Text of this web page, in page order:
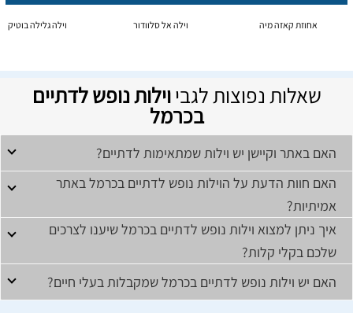
אחוזת קאזה מיה וילה אל סלוודור וילה גלילה בוטיק
שאלות נפוצות לגביוילות נופש לדתיים
בכרמל
האם באתר וקיישן יש וילות שמתאימות לדתיים?
האם חוות הדעת על הוילות נופש לדתיים בכרמל באתר
אמיתיות?
איך ניתן למצוא וילות נופש לדתיים בכרמל שיענו לצרכים
שלכם בקלי קלות?
האם יש וילות נופש לדתיים בכרמל שמקבלות בעלי חיים?